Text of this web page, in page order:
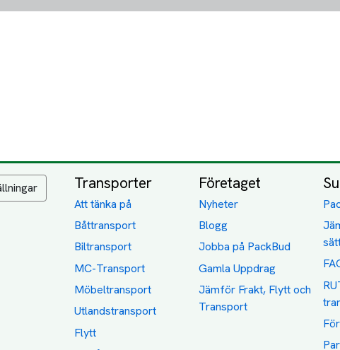
Transporter
Att tänka på
Båttransport
Biltransport
MC-Transport
Möbeltransport
Utlandstransport
Flytt
Företaget
Nyheter
Blogg
Jobba på PackBud
Gamla Uppdrag
Jämför Frakt, Flytt och
Transport